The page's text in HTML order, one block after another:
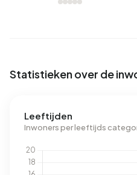
Statistieken over de
Leeftijden
Inwoners per leeftijds